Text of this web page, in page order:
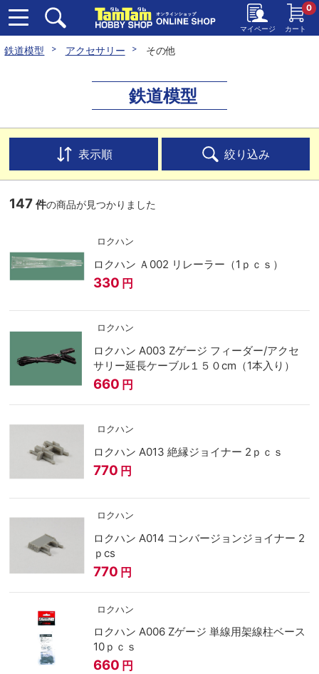
マイページ カート
0
鉄道模型 アクセサリー その他
鉄道模型
表示順 絞り込み
147 件の商品が見つかりました
ロクハン
ロクハン Ａ002 リレーラー（1ｐｃｓ）
330 円
ロクハン
ロクハン A003 Zゲージ フィーダー/アクセ
サリー延長ケーブル１５０cm（1本入り）
660 円
ロクハン
ロクハン A013 絶縁ジョイナー 2ｐｃｓ
770 円
ロクハン
ロクハン A014 コンバージョンジョイナー 2
ｐcs
770 円
ロクハン
ロクハン A006 Zゲージ 単線用架線柱ベース
10ｐｃｓ
660 円